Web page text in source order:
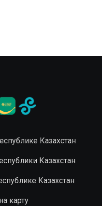
Казахстан
Казахстан
Казахстан
карту